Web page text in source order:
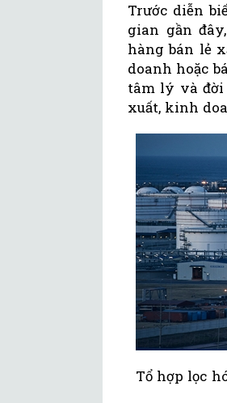
Trước diễn
gian gần
hàng bán lẻ
doanh hoặc
tâm lý và đời
xuất, kinh
Tổ hợp lọc